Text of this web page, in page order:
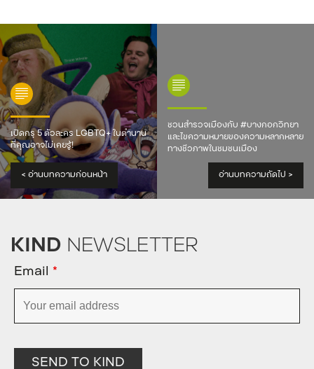
เปิดกรุ 5 ตัวละคร LGBTQ+ ในตำนาน
ที่คุณอาจไม่เคยรู้!
< อ่านบทความก่อนหน้า
ชวนสำรวจเมืองกับ #บางกอกวิทยา
และไขความหมายของความหลากหลาย
ทางชีวภาพในชุมชนเมือง
อ่านบทความถัดไป >
KIND NEWSLETTER
Email *